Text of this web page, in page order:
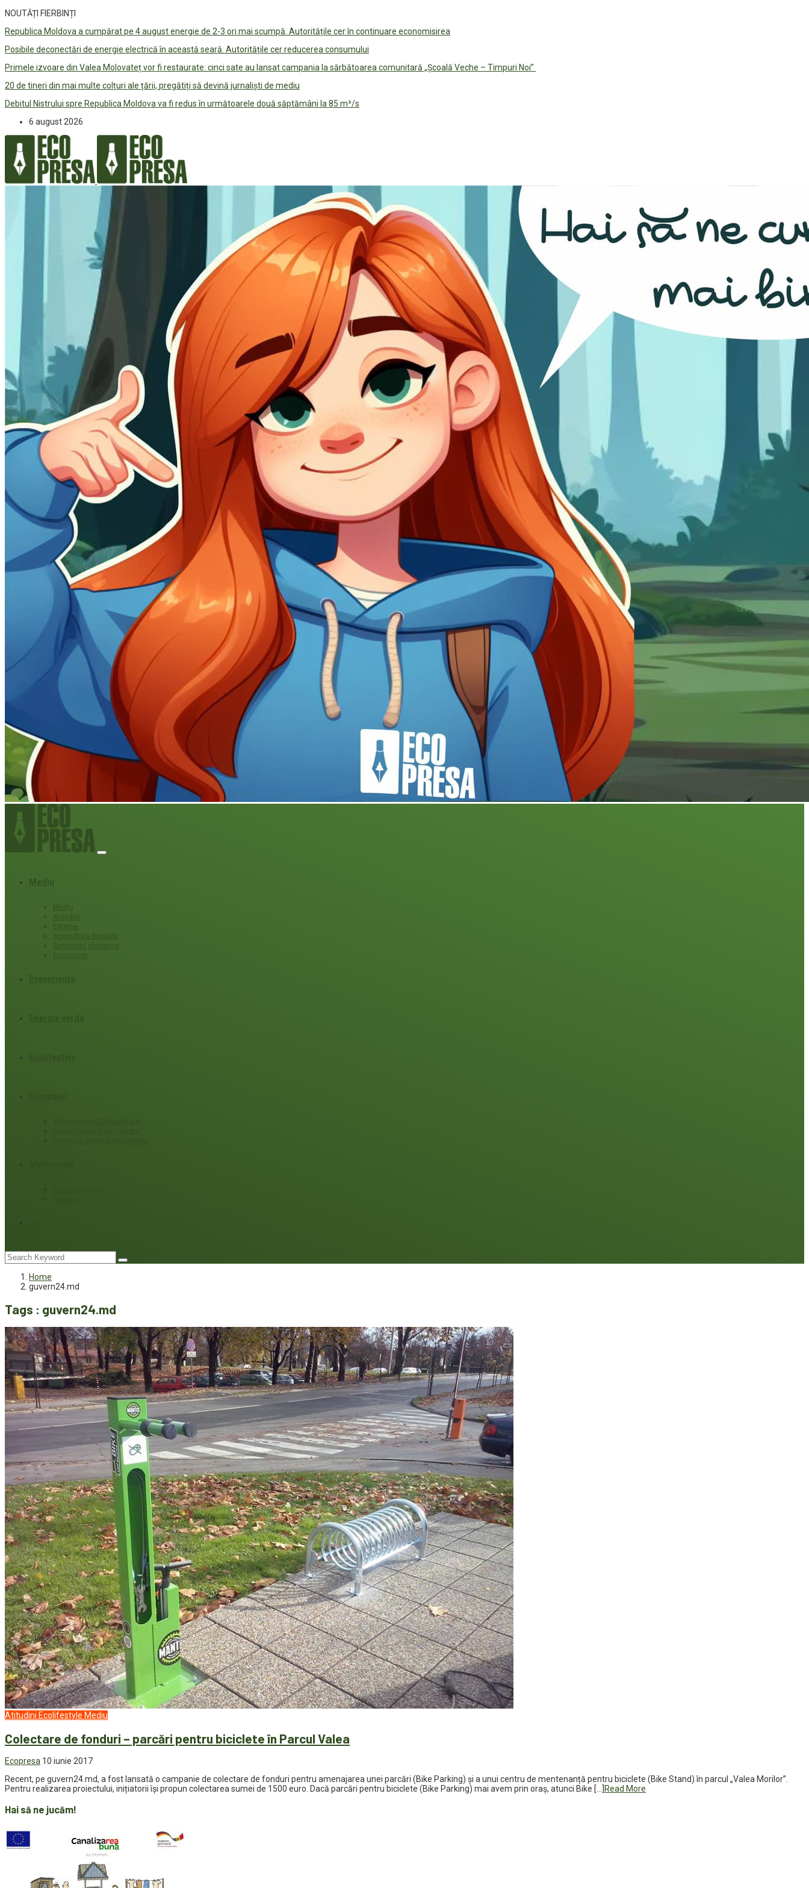
NOUTĂȚI FIERBINȚI
Republica Moldova a cumpărat pe 4 august energie de 2-3 ori mai scumpă. Autoritățile cer în continuare economisirea
Posibile deconectări de energie electrică în această seară. Autoritățile cer reducerea consumului
Primele izvoare din Valea Molovateț vor fi restaurate: cinci sate au lansat campania la sărbătoarea comunitară „Școală Veche – Timpuri Noi”
20 de tineri din mai multe colțuri ale țării, pregătiți să devină jurnaliști de mediu
Debitul Nistrului spre Republica Moldova va fi redus în următoarele două săptămâni la 85 m³/s
6 august 2026
Mediu
Mediu
Atitudini
Externe
Agricultura durabila
Schimbari climatice
Ecoturism
Home
guvern24.md
Tags : guvern24.md
Atitudini Ecolifestyle Mediu
Colectare de fonduri – parcări pentru biciclete în Parcul Valea
Ecopresa 10 iunie 2017
Recent, pe guvern24.md, a fost lansată o campanie de colectare de fonduri pentru amenajarea unei parcări (Bike Parking) și a unui centru de mentenanță pentru biciclete (Bike Stand) în parcul „Valea Morilor”.
Pentru realizarea proiectului, inițiatorii își propun colectarea sumei de 1500 euro. Dacă parcări pentru biciclete (Bike Parking) mai avem prin oraș, atunci Bike […] Read More
Hai să ne jucăm!